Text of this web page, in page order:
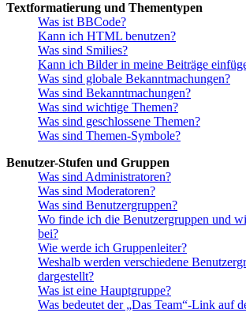
Textformatierung und Thementypen
Was ist BBCode?
Kann ich HTML benutzen?
Was sind Smilies?
Kann ich Bilder in meine Beiträge
Was sind globale Bekanntmachungen?
Was sind Bekanntmachungen?
Was sind wichtige Themen?
Was sind geschlossene Themen?
Was sind Themen-Symbole?
Benutzer-Stufen und Gruppen
Was sind Administratoren?
Was sind Moderatoren?
Was sind Benutzergruppen?
Wo finde ich die Benutzergruppen und
bei?
Wie werde ich Gruppenleiter?
Weshalb werden verschiedene
dargestellt?
Was ist eine Hauptgruppe?
Was bedeutet der „Das Team“-Link auf